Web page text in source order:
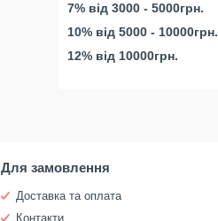
7% від 3000 - 5000грн.
10% від 5000 - 10000грн.
12% від 10000грн.
Для замовлення
Доставка та оплата
Контакти